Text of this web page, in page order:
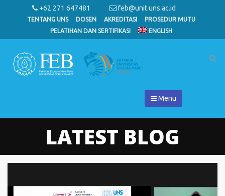
+62 271 647481 feb@unit.uns.ac.id
TENTANG UNS DOSEN AKREDITASI
PROSEDUR MUTU
PELATIHAN DAN SERTIFIKASI
ENGLISH
Menu
LATEST BLOG